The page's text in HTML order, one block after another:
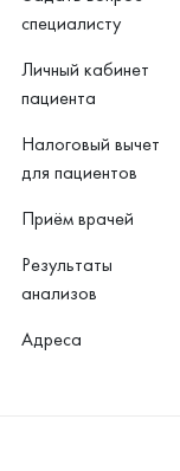
специалисту
Личный кабинет
пациента
Налоговый вычет
для пациентов
Приём врачей
Результаты
анализов
Адреса